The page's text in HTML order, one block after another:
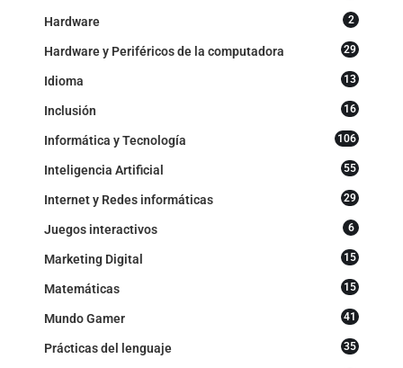
Hardware 2
Hardware y Periféricos de la computadora 29
Idioma 13
Inclusión 16
Informática y Tecnología 106
Inteligencia Artificial 55
Internet y Redes informáticas 29
Juegos interactivos 6
Marketing Digital 15
Matemáticas 15
Mundo Gamer 41
Prácticas del lenguaje 35